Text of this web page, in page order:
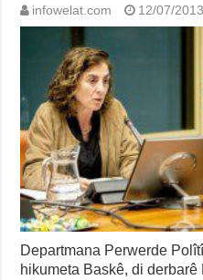
infowelat.com 12/07/2013
Departmana Perwerde
hikumeta Baskê, di derbarê